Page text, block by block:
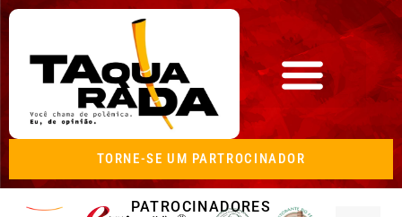
TORNE-SE UM PARTROCINADOR
PATROCINADORES